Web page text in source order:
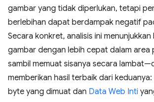
gambar yang tidak diperlukan, tetapi
berlebihan dapat berdampak negatif
Secara konkret, analisis ini
gambar dengan lebih cepat dalam
sambil memuat sisanya secara
memberikan hasil terbaik dari
byte yang dimuat dan Data Web Inti